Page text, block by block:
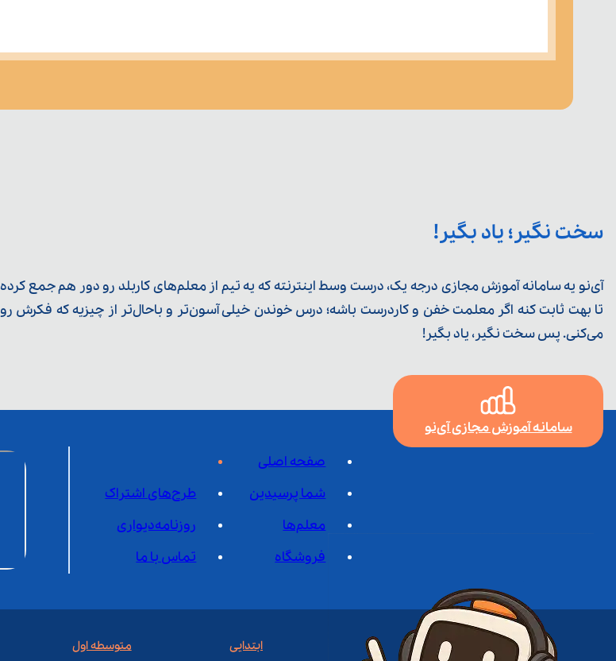
سخت نگیر؛ یاد بگیر!
آی‌نو یه سامانه آموزش مجازی درجه یک، درست وسط اینترنته که یه تیم از معلم‌‌های کاربلد رو دور هم جمع کرده
تا بهت ثابت کنه اگر معلمت خفن و کاردرست باشه؛ درس خوندن خیلی آسون‌تر و باحال‌تر از چیزیه که فکرش رو
می‌کنی. پس سخت نگیر، یاد بگیر!
سامانه آموزش مجازی آی‌نو
صفحه اصلی
شما پرسیدین
طرح‌های اشتراک
معلم‌ها
روزنامه‌دیواری
فروشگاه
تماس با ما
ابتدایی متوسطه اول